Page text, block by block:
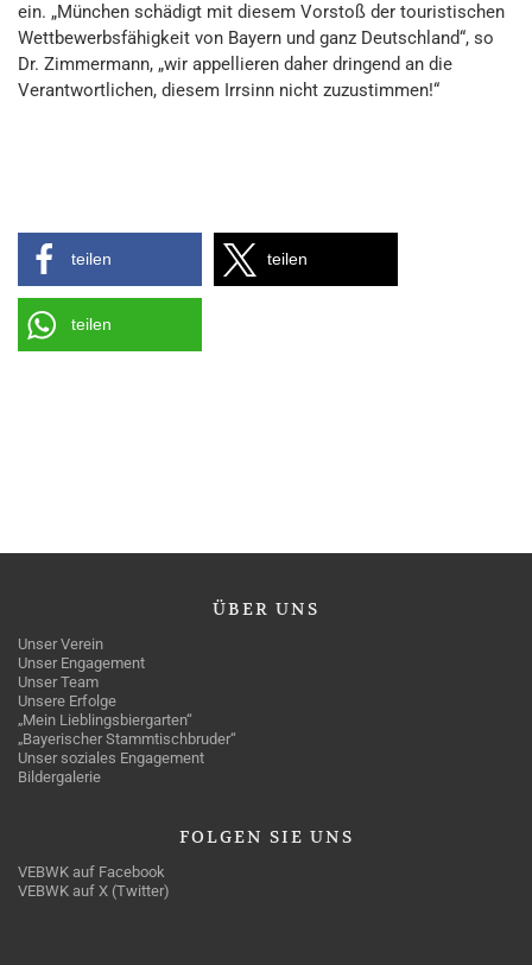
ein. „München schädigt mit diesem Vorstoß der touristischen
Wettbewerbsfähigkeit von Bayern und ganz Deutschland“, so
Dr. Zimmermann, „wir appellieren daher dringend an die
Verantwortlichen, diesem Irrsinn nicht zuzustimmen!“
teilen teilen
teilen
ÜBER UNS
Unser Verein
Unser Engagement
Unser Team
Unsere Erfolge
„Mein Lieblingsbiergarten“
„Bayerischer Stammtischbruder“
Unser soziales Engagement
Bildergalerie
FOLGEN SIE UNS
VEBWK auf Facebook
VEBWK auf X (Twitter)